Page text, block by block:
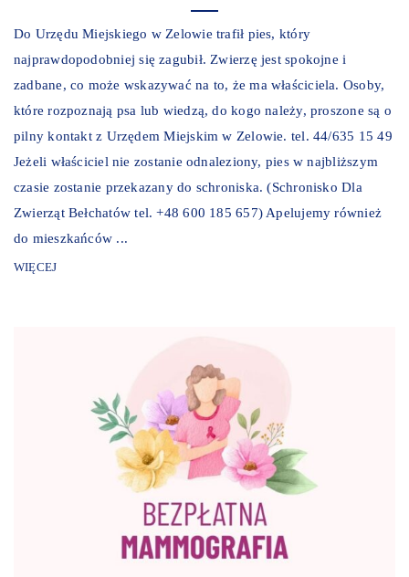
Do Urzędu Miejskiego w Zelowie trafił pies, który
najprawdopodobniej się zagubił. Zwierzę jest spokojne i
zadbane, co może wskazywać na to, że ma właściciela. Osoby,
które rozpoznają psa lub wiedzą, do kogo należy, proszone są o
pilny kontakt z Urzędem Miejskim w Zelowie. tel. 44/635 15 49
Jeżeli właściciel nie zostanie odnaleziony, pies w najbliższym
czasie zostanie przekazany do schroniska. (Schronisko Dla
Zwierząt Bełchatów tel. +48 600 185 657) Apelujemy również
do mieszkańców ...
WIĘCEJ